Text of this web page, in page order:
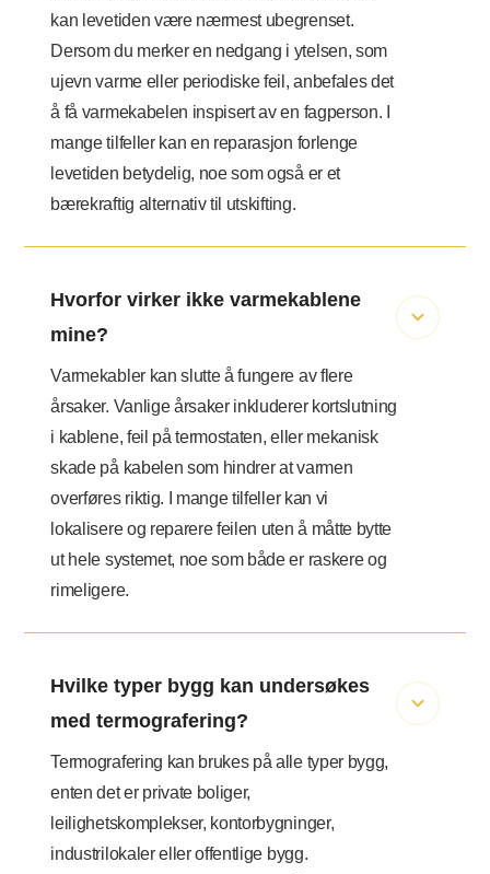
kan levetiden være nærmest ubegrenset.
Dersom du merker en nedgang i ytelsen, som
ujevn varme eller periodiske feil, anbefales det
å få varmekabelen inspisert av en fagperson. I
mange tilfeller kan en reparasjon forlenge
levetiden betydelig, noe som også er et
bærekraftig alternativ til utskifting.
Hvorfor virker ikke varmekablene
mine?
Varmekabler kan slutte å fungere av flere
årsaker. Vanlige årsaker inkluderer kortslutning
i kablene, feil på termostaten, eller mekanisk
skade på kabelen som hindrer at varmen
overføres riktig. I mange tilfeller kan vi
lokalisere og reparere feilen uten å måtte bytte
ut hele systemet, noe som både er raskere og
rimeligere.
Hvilke typer bygg kan undersøkes
med termografering?
Termografering kan brukes på alle typer bygg,
enten det er private boliger,
leilighetskomplekser, kontorbygninger,
industrilokaler eller offentlige bygg.